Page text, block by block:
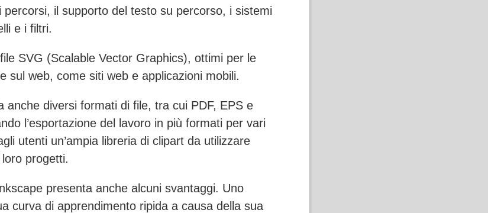
percorsi, il supporto del testo su percorso, i sistemi
e i filtri.
SVG (Scalable Vector Graphics), ottimi per le
sul web, come siti web e applicazioni mobili.
anche diversi formati di file, tra cui PDF, EPS e
l’esportazione del lavoro in più formati per vari
utenti un’ampia libreria di clipart da utilizzare
progetti.
presenta anche alcuni svantaggi. Uno
curva di apprendimento ripida a causa della sua